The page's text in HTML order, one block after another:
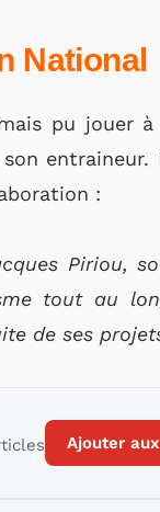
National
pu jouer à
:
Piriou,
tout au
de ses
Ajouter